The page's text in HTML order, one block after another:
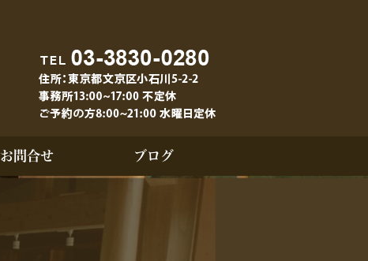
お問合せ ブログ